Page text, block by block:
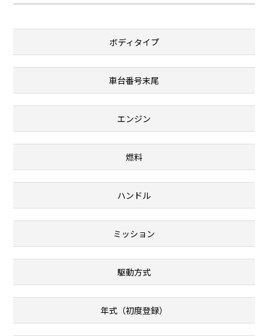
ボディタイプ
車台番号末尾
エンジン
燃料
ハンドル
ミッション
駆動方式
年式（初度登録）